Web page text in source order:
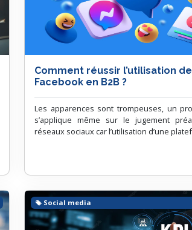
Comment réussir l’utilisation de
Facebook en B2B ?
Les apparences sont trompeuses, un
s’applique même sur le jugement
réseaux sociaux car l’utilisation d’une
Social media